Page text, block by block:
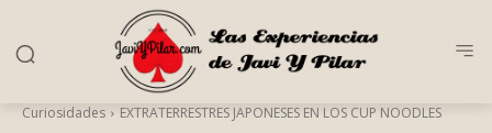
Curiosidades EXTRATERRESTRES JAPONESES EN LOS CUP NOODLES